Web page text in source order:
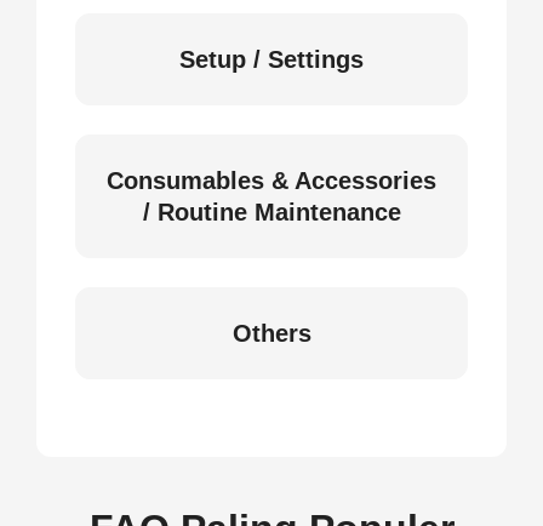
Setup / Settings
Consumables & Accessories
/ Routine Maintenance
Others